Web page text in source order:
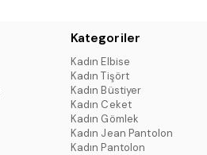
Kategoriler
Kadın Elbise
Kadın Tişört
Kadın Büstiyer
Kadın Ceket
Kadın Gömlek
Kadın Jean Pantolon
Kadın Pantolon